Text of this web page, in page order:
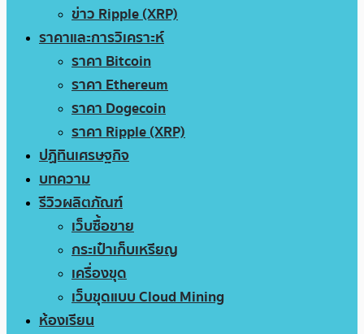
ข่าว Ripple (XRP)
ราคาและการวิเคราะห์
ราคา Bitcoin
ราคา Ethereum
ราคา Dogecoin
ราคา Ripple (XRP)
ปฏิทินเศรษฐกิจ
บทความ
รีวิวผลิตภัณฑ์
เว็บซื้อขาย
กระเป๋าเก็บเหรียญ
เครื่องขุด
เว็บขุดแบบ Cloud Mining
ห้องเรียน